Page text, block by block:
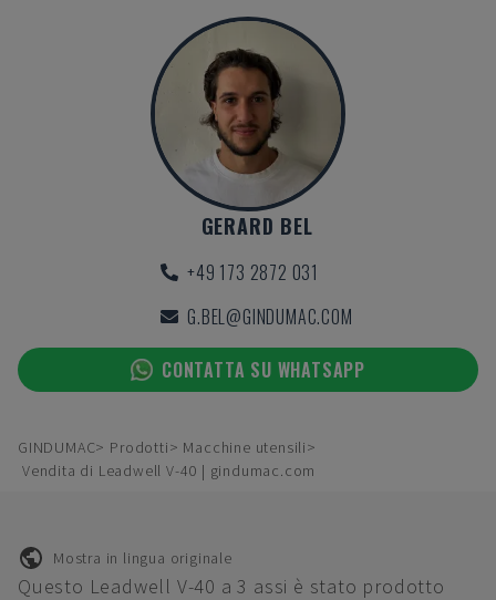
GERARD BEL
+49 173 2872 031
G.BEL@GINDUMAC.COM
CONTATTA SU WHATSAPP
GINDUMAC Prodotti
Macchine utensili
Vendita di Leadwell V-40 | gindumac.com
Mostra in lingua originale
Questo Leadwell V-40 a 3 assi è stato prodotto